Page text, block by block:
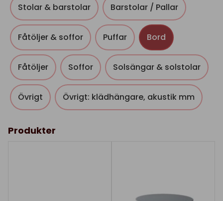
Stolar & barstolar Barstolar / Pallar
Fåtöljer & soffor Puffar Bord
Fåtöljer Soffor Solsängar & solstolar
Övrigt Övrigt: klädhängare, akustik mm
Produkter